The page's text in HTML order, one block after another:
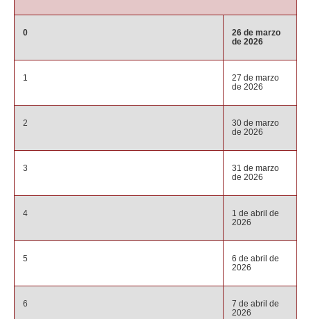
0
26 de marzo
de 2026
1
27 de marzo
de 2026
2
30 de marzo
de 2026
3
31 de marzo
de 2026
4
1 de abril de
2026
5
6 de abril de
2026
6
7 de abril de
2026